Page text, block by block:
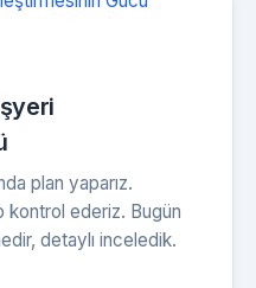
plan yaparız.
kontrol ederiz. Bugün
detaylı inceledik.